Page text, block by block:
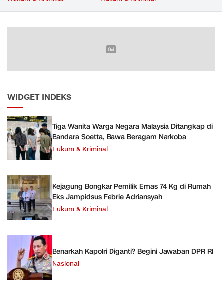
WIDGET INDEKS
Tiga Wanita Warga Negara Malaysia Ditangkap di
Bandara Soetta, Bawa Beragam Narkoba
Hukum & Kriminal
Kejagung Bongkar Pemilik Emas 74 Kg di Rumah
Eks Jampidsus Febrie Adriansyah
Hukum & Kriminal
Benarkah Kapolri Diganti? Begini Jawaban DPR RI
Nasional